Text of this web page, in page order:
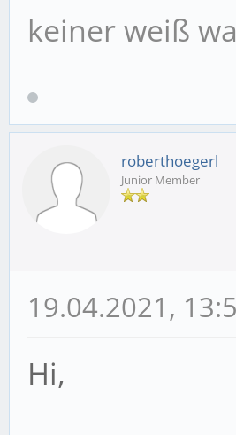
keiner weiß
roberthoegerl
Junior Member
19.04.2021,
Hi,